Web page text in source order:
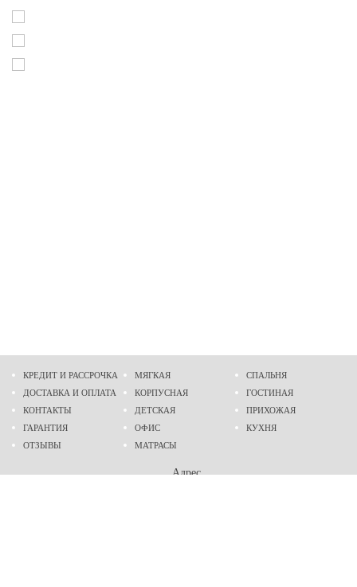
КРЕДИТ И РАССРОЧКА
ДОСТАВКА И ОПЛАТА
КОНТАКТЫ
ГАРАНТИЯ
ОТЗЫВЫ
МЯГКАЯ
КОРПУСНАЯ
ДЕТСКАЯ
ОФИС
МАТРАСЫ
СПАЛЬНЯ
ГОСТИНАЯ
ПРИХОЖАЯ
КУХНЯ
Адрес